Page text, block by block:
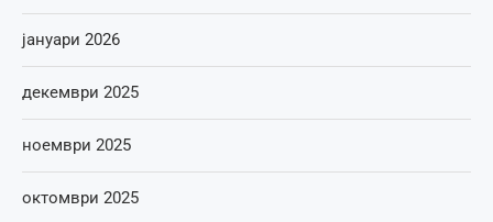
јануари 2026
декември 2025
ноември 2025
октомври 2025